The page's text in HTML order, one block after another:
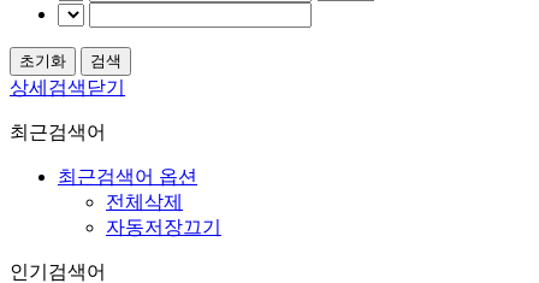
상세검색닫기
최근검색어
최근검색어 옵션
전체삭제
자동저장끄기
인기검색어